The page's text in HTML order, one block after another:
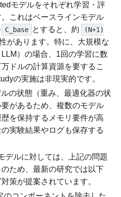
モデルをそれぞれ学習・評
これはベースラインモデル
C_base とすると、約
(N+1)
があります。特に、大規模な
）の場合、1回の学習に数
ドルの計算資源を要するこ
の実施は非現実的です。
の状態（重み、最適化器の状
があるため、複数のモデル
を保持するメモリ要件が高
実験結果やログも保存する
デルに対しては、上記の問題
ため、最新の研究では以下
策が提案されています。